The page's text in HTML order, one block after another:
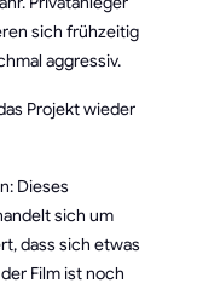
sich frühzeitig
aggressiv.
Projekt wieder
Dieses
sich um
dass sich etwas
Film ist noch